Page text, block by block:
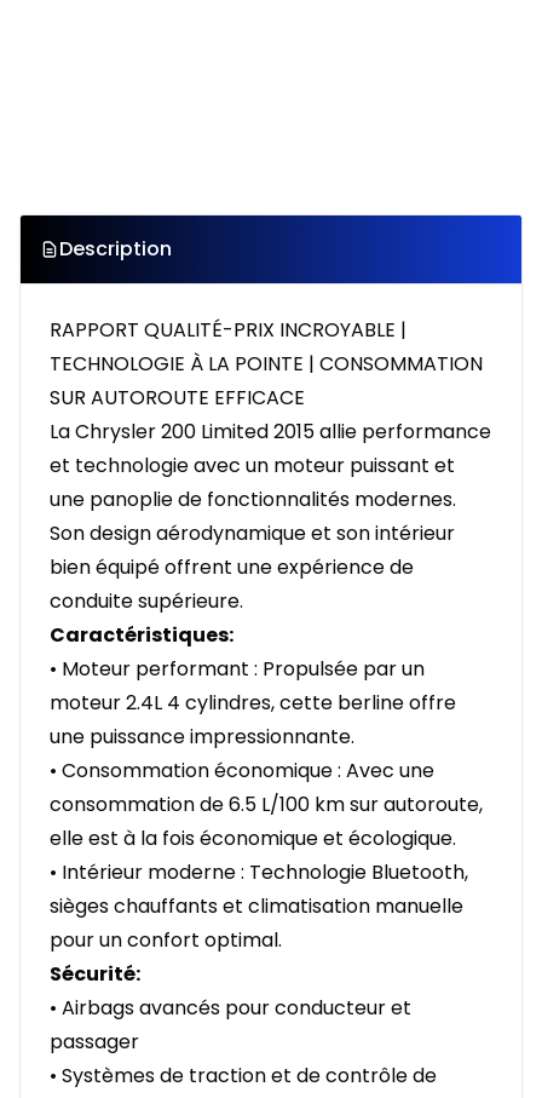
Description
RAPPORT QUALITÉ-PRIX INCROYABLE |
TECHNOLOGIE À LA POINTE | CONSOMMATION
SUR AUTOROUTE EFFICACE
La Chrysler 200 Limited 2015 allie performance
et technologie avec un moteur puissant et
une panoplie de fonctionnalités modernes.
Son design aérodynamique et son intérieur
bien équipé offrent une expérience de
conduite supérieure.
Caractéristiques:
• Moteur performant : Propulsée par un
moteur 2.4L 4 cylindres, cette berline offre
une puissance impressionnante.
• Consommation économique : Avec une
consommation de 6.5 L/100 km sur autoroute,
elle est à la fois économique et écologique.
• Intérieur moderne : Technologie Bluetooth,
sièges chauffants et climatisation manuelle
pour un confort optimal.
Sécurité:
• Airbags avancés pour conducteur et
passager
• Systèmes de traction et de contrôle de